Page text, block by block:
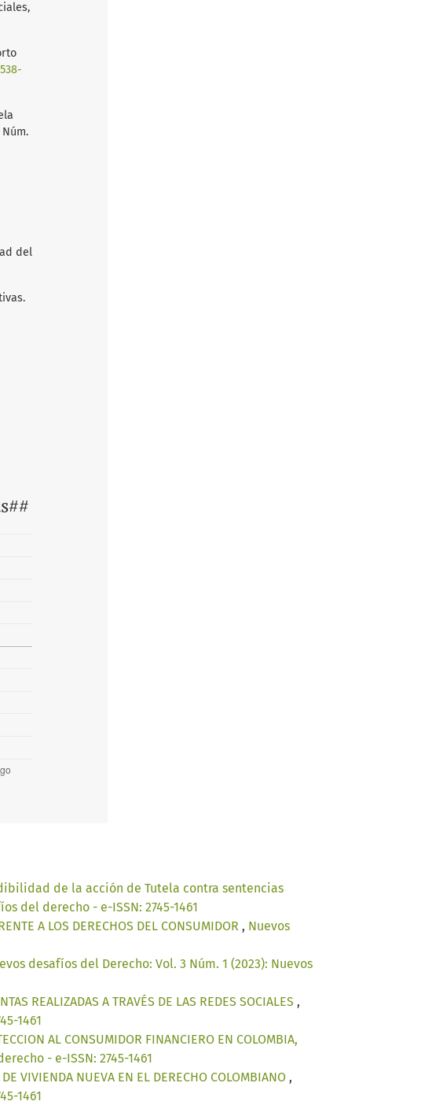
del
de la acción de Tutela contra sentencias
del derecho - e-ISSN: 2745-1461
A LOS DERECHOS DEL CONSUMIDOR , Nuevos
desafíos del Derecho: Vol. 3 Núm. 1 (2023): Nuevos
REALIZADAS A TRAVÉS DE LAS REDES SOCIALES ,
1461
AL CONSUMIDOR FINANCIERO EN COLOMBIA,
- e-ISSN: 2745-1461
VIVIENDA NUEVA EN EL DERECHO COLOMBIANO ,
1461